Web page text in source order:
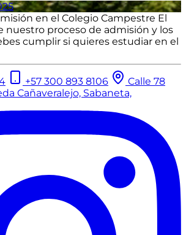
en el Colegio Campestre El
nuestro proceso de admisión y los
cumplir si quieres estudiar en el
+57 300 893 8106
Calle 78
Cañaveralejo, Sabaneta,